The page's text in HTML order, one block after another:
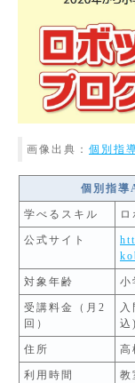
画像出典： 個別指
個別指導
学べるスキル
公式サイト
対象年齢 小
受講料金（月2
回）
込)
住所 高
利用時間
教